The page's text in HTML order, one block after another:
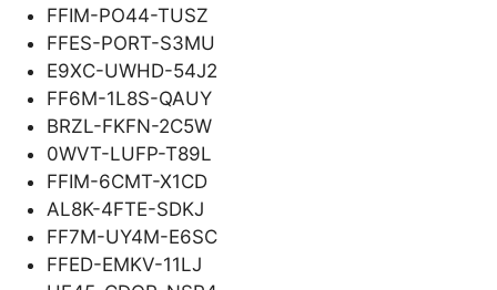
FFIM-PO44-TUSZ
FFES-PORT-S3MU
E9XC-UWHD-54J2
FF6M-1L8S-QAUY
BRZL-FKFN-2C5W
0WVT-LUFP-T89L
FFIM-6CMT-X1CD
AL8K-4FTE-SDKJ
FF7M-UY4M-E6SC
FFED-EMKV-11LJ